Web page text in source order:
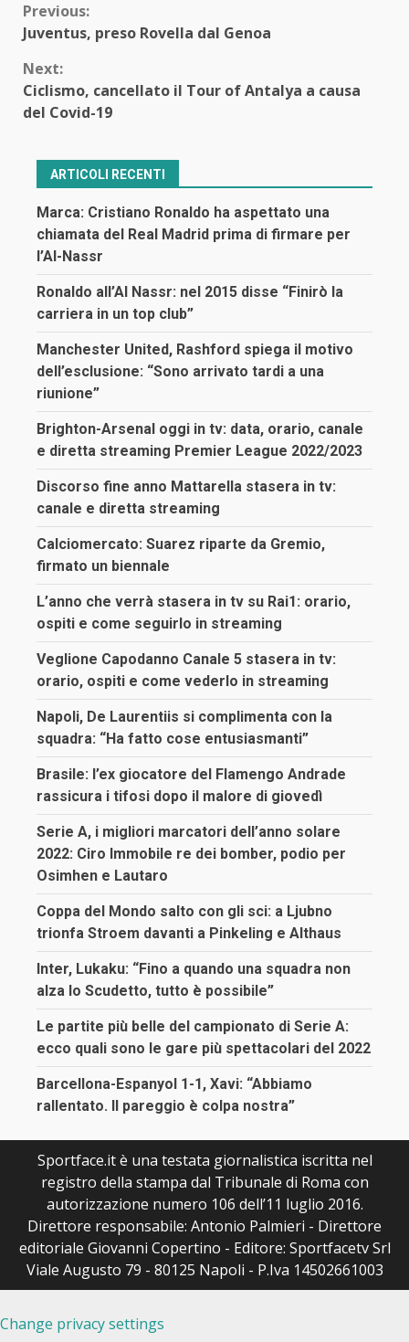
Continue
Reading
Previous:
Juventus, preso Rovella dal Genoa
Next:
Ciclismo, cancellato il Tour of Antalya a causa
del Covid-19
ARTICOLI RECENTI
Marca: Cristiano Ronaldo ha aspettato una
chiamata del Real Madrid prima di firmare per
l’Al-Nassr
Ronaldo all’Al Nassr: nel 2015 disse “Finirò la
carriera in un top club”
Manchester United, Rashford spiega il motivo
dell’esclusione: “Sono arrivato tardi a una
riunione”
Brighton-Arsenal oggi in tv: data, orario, canale
e diretta streaming Premier League 2022/2023
Discorso fine anno Mattarella stasera in tv:
canale e diretta streaming
Calciomercato: Suarez riparte da Gremio,
firmato un biennale
L’anno che verrà stasera in tv su Rai1: orario,
ospiti e come seguirlo in streaming
Veglione Capodanno Canale 5 stasera in tv:
orario, ospiti e come vederlo in streaming
Napoli, De Laurentiis si complimenta con la
squadra: “Ha fatto cose entusiasmanti”
Brasile: l’ex giocatore del Flamengo Andrade
rassicura i tifosi dopo il malore di giovedì
Serie A, i migliori marcatori dell’anno solare
2022: Ciro Immobile re dei bomber, podio per
Osimhen e Lautaro
Coppa del Mondo salto con gli sci: a Ljubno
trionfa Stroem davanti a Pinkeling e Althaus
Inter, Lukaku: “Fino a quando una squadra non
alza lo Scudetto, tutto è possibile”
Le partite più belle del campionato di Serie A:
ecco quali sono le gare più spettacolari del 2022
Barcellona-Espanyol 1-1, Xavi: “Abbiamo
rallentato. Il pareggio è colpa nostra”
Sportface.it è una testata giornalistica iscritta nel
registro della stampa dal Tribunale di Roma con
autorizzazione numero 106 dell’11 luglio 2016.
Direttore responsabile: Antonio Palmieri - Direttore
editoriale Giovanni Copertino - Editore: Sportfacetv Srl
Viale Augusto 79 - 80125 Napoli - P.Iva 14502661003
Change privacy settings